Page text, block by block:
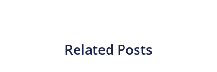
Related Posts